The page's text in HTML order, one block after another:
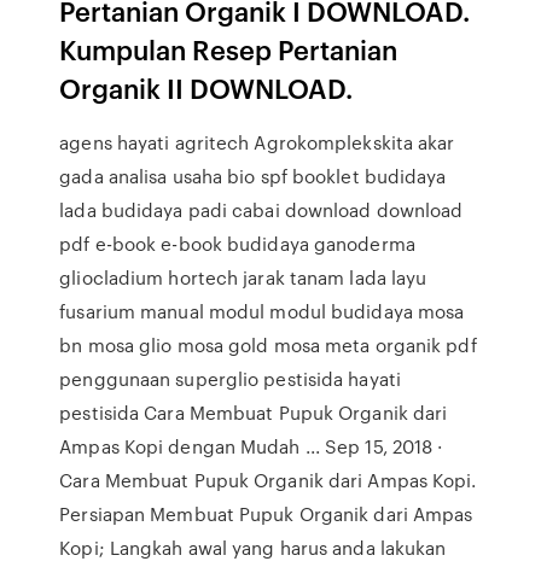
Pertanian Organik I DOWNLOAD.
Kumpulan Resep Pertanian
Organik II DOWNLOAD.
agens hayati agritech Agrokomplekskita akar
gada analisa usaha bio spf booklet budidaya
lada budidaya padi cabai download download
pdf e-book e-book budidaya ganoderma
gliocladium hortech jarak tanam lada layu
fusarium manual modul modul budidaya mosa
bn mosa glio mosa gold mosa meta organik pdf
penggunaan superglio pestisida hayati
pestisida Cara Membuat Pupuk Organik dari
Ampas Kopi dengan Mudah ... Sep 15, 2018 ·
Cara Membuat Pupuk Organik dari Ampas Kopi.
Persiapan Membuat Pupuk Organik dari Ampas
Kopi; Langkah awal yang harus anda lakukan